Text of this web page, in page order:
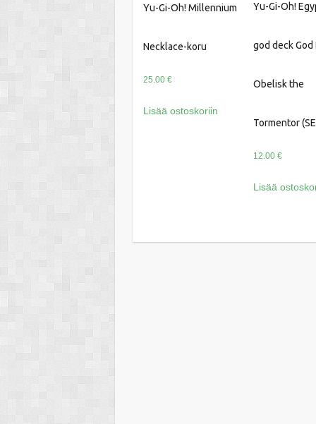
Yu-Gi-Oh! Millennium
Necklace-koru
25.00 €
Lisää ostoskoriin
Yu-Gi-Oh!
god deck God
Obelisk the
Tormentor
12.00€
Lisää